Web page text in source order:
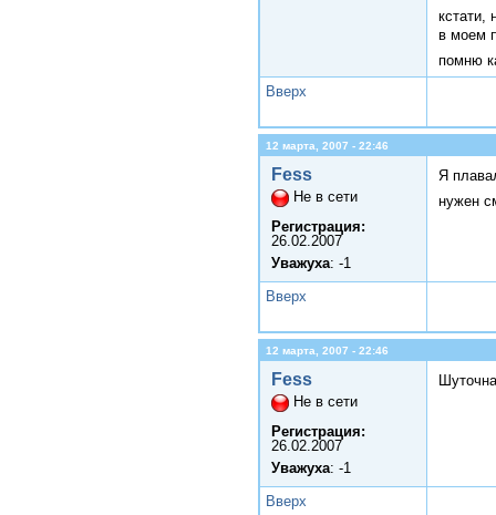
кстати,
в моем
помню
Вверх
12 марта, 2007 - 22:46
Fess
Не в сети
Регистрация:
26.02.2007
Уважуха: -1
Я
нужен
Вверх
12 марта, 2007 - 22:46
Fess
Не в сети
Регистрация:
26.02.2007
Уважуха: -1
Вверх